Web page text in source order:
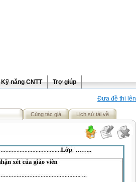
Kỹ năng CNTT Trợ giúp
Đưa đề thi lên
Cùng tác giả Lịch sử tải về